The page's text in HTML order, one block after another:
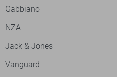
Gabbiano
NZA
Jack & Jones
Vanguard